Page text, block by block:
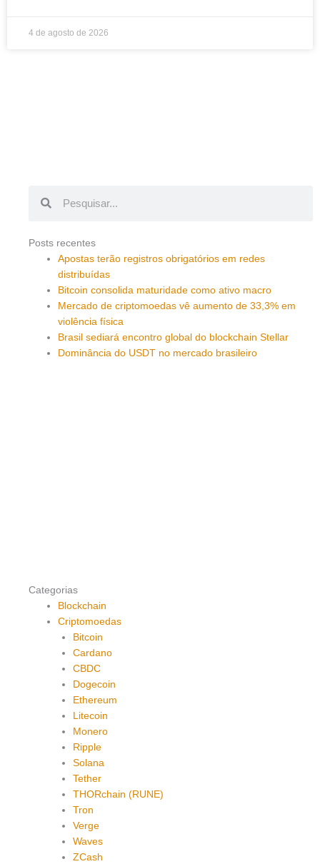
4 de agosto de 2026
Posts recentes
Apostas terão registros obrigatórios em redes
distribuídas
Bitcoin consolida maturidade como ativo macro
Mercado de criptomoedas vê aumento de 33,3% em
violência física
Brasil sediará encontro global do blockchain Stellar
Dominância do USDT no mercado brasileiro
Categorias
Blockchain
Criptomoedas
Bitcoin
Cardano
CBDC
Dogecoin
Ethereum
Litecoin
Monero
Ripple
Solana
Tether
THORchain (RUNE)
Tron
Verge
Waves
ZCash